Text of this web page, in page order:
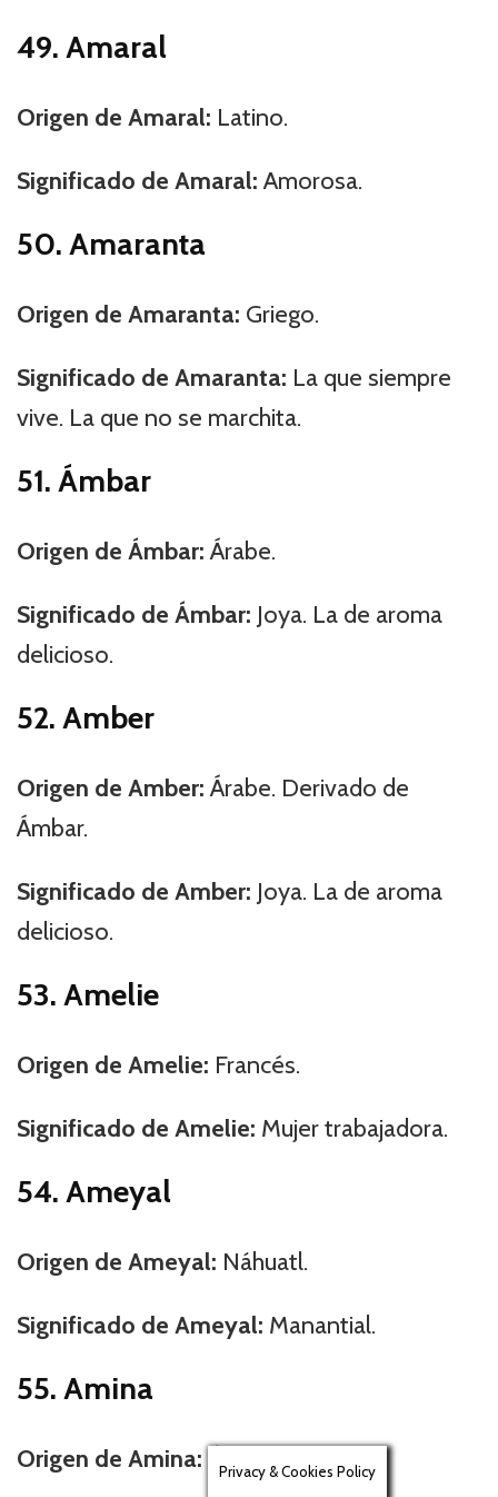
49. Amaral
Origen de Amaral: Latino.
Significado de Amaral:Amorosa.
50. Amaranta
Origen de Amaranta: Griego.
Significado de Amaranta: La que siempre
vive. La que no se marchita.
51. Ámbar
Origen de Ámbar:Árabe.
Significado de Ámbar: Joya. La de aroma
delicioso.
52. Amber
Origen de Amber:Árabe. Derivado de
Ámbar.
Significado de Amber: Joya. La de aroma
delicioso.
53. Amelie
Origen de Amelie: Francés.
Significado de Amelie: Mujer trabajadora.
54. Ameyal
Origen de Ameyal: Náhuatl.
Significado de Ameyal: Manantial.
55. Amina
Origen de Amina:Árabe.
Privacy & Cookies Policy